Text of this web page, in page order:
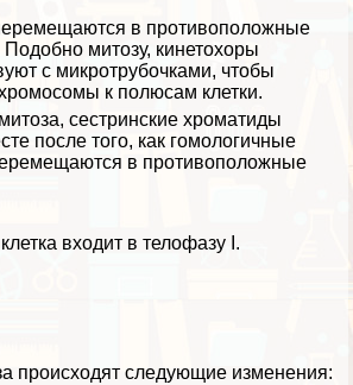
в противоположные
Подобно митозу, кинетохоры
с микротрубочками, чтобы
к полюсам клетки.
сестринские хроматиды
после того, как гомологичные
в противоположные
входит в телофазу I.
происходят следующие изменения: